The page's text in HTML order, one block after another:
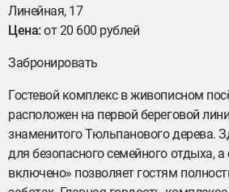
Линейная, 17
Цена:от 20 600 рублей
Забронировать
Гостевой комплекс в живописном
расположен на первой береговой
знаменитого Тюльпанового дерева.
для безопасного семейного отдыха, а
включено» позволяет гостям